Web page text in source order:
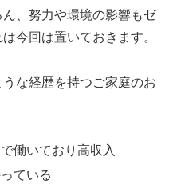
、努力や環境の影響もゼ
今回は置いておきます。
な経歴を持つご家庭のお
働いており高収入
ている